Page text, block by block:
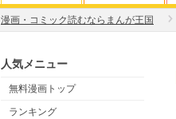
漫画・コミック読むならまんが王国
人気メニュー
無料漫画トップ
ランキング